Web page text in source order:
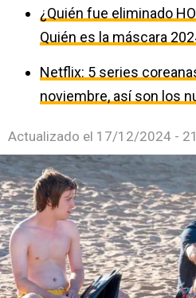
¿Quién fue eliminado
Quién es la máscara
Netflix: 5 series
noviembre, así son los
Actualizado el 17/12/2024 -